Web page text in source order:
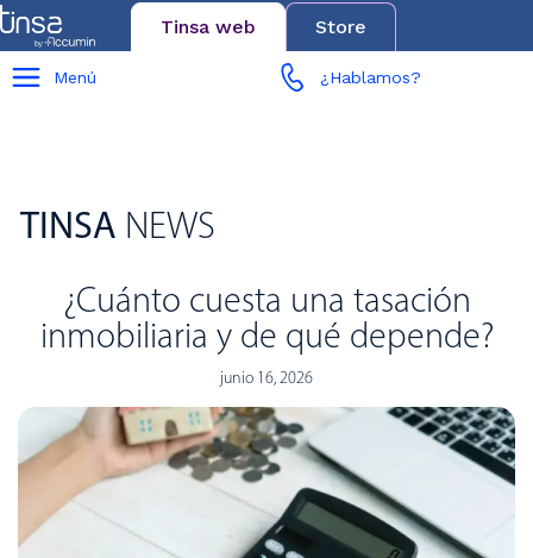
Tinsa web Store
Menú ¿Hablamos?
TINSA NEWS
¿Cuánto cuesta una tasación
inmobiliaria y de qué depende?
junio 16, 2026